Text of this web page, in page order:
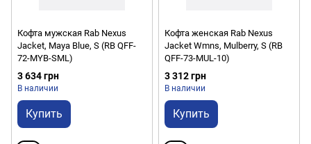
Кофта мужская Rab Nexus
Jacket, Maya Blue, S (RB QFF-
72-MYB-SML)
3 634 грн
В наличии
Купить
Кофта женская Rab Nexus
Jacket Wmns, Mulberry, S (RB
QFF-73-MUL-10)
3 312 грн
В наличии
Купить